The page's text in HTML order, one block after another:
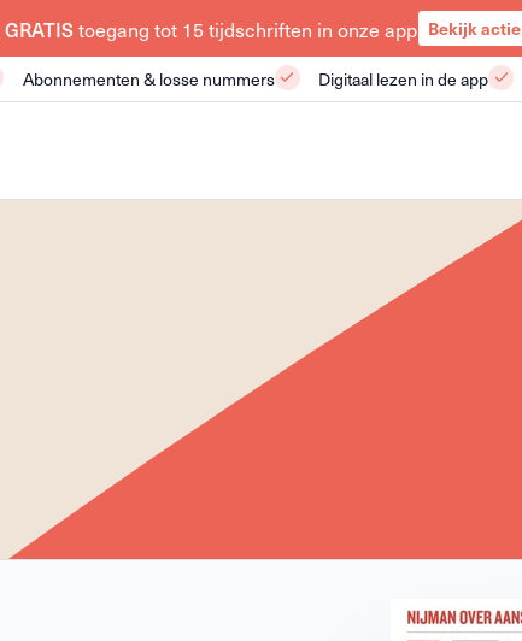
GRATIStoegang tot 15 tijdschriften in onze app Bekijk actie
Abonnementen & losse nummers Digitaal lezen in de app